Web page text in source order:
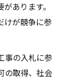
あります。
けが競争に参
事の入札に参
の取得、社会